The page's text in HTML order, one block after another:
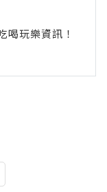
玩樂資訊！